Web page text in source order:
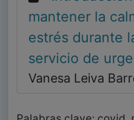
mantener la
estrés durante
servicio de
Vanesa Leiva